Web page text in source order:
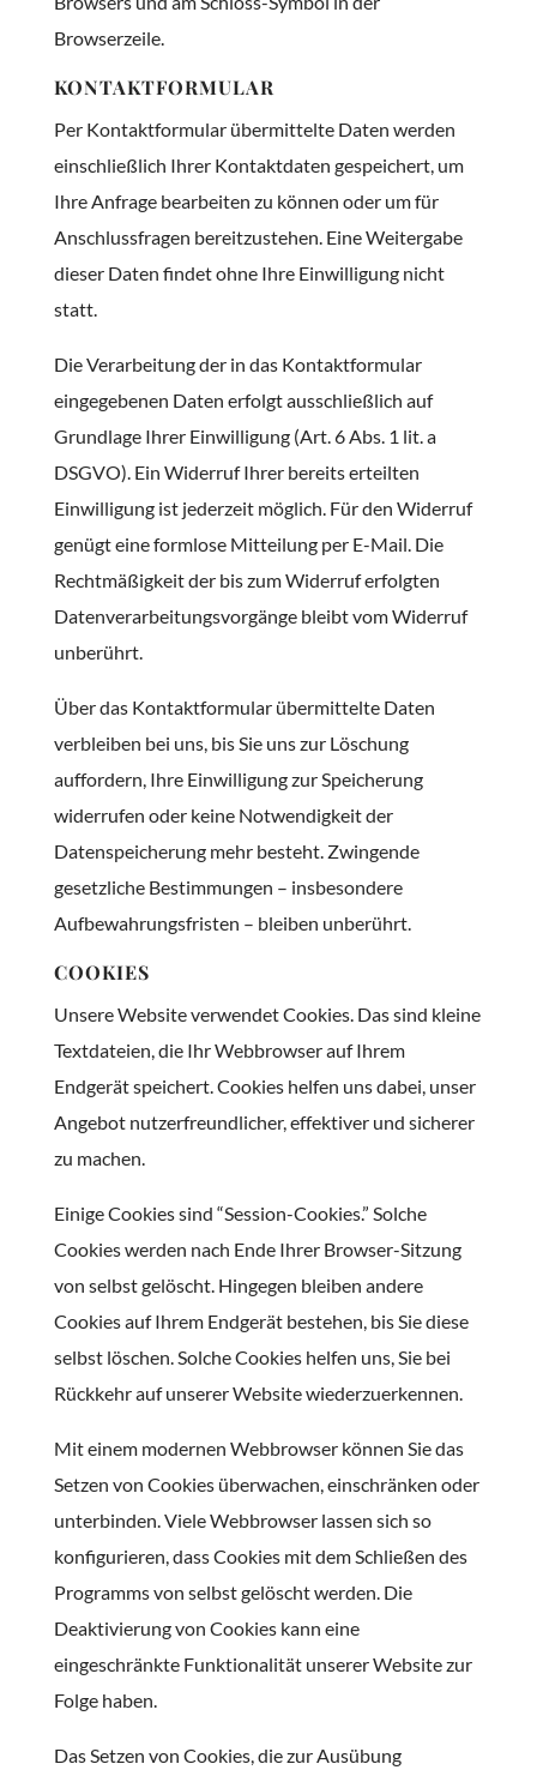
Browserzeile.
KONTAKTFORMULAR
Per Kontaktformular übermittelte Daten werden
einschließlich Ihrer Kontaktdaten gespeichert, um
Ihre Anfrage bearbeiten zu können oder um für
Anschlussfragen bereitzustehen. Eine Weitergabe
dieser Daten findet ohne Ihre Einwilligung nicht
statt.
Die Verarbeitung der in das Kontaktformular
eingegebenen Daten erfolgt ausschließlich auf
Grundlage Ihrer Einwilligung (Art. 6 Abs. 1 lit. a
DSGVO). Ein Widerruf Ihrer bereits erteilten
Einwilligung ist jederzeit möglich. Für den Widerruf
genügt eine formlose Mitteilung per E-Mail. Die
Rechtmäßigkeit der bis zum Widerruf erfolgten
Datenverarbeitungsvorgänge bleibt vom Widerruf
unberührt.
Über das Kontaktformular übermittelte Daten
verbleiben bei uns, bis Sie uns zur Löschung
auffordern, Ihre Einwilligung zur Speicherung
widerrufen oder keine Notwendigkeit der
Datenspeicherung mehr besteht. Zwingende
gesetzliche Bestimmungen – insbesondere
Aufbewahrungsfristen – bleiben unberührt.
COOKIES
Unsere Website verwendet Cookies. Das sind kleine
Textdateien, die Ihr Webbrowser auf Ihrem
Endgerät speichert. Cookies helfen uns dabei, unser
Angebot nutzerfreundlicher, effektiver und sicherer
zu machen.
Einige Cookies sind “Session-Cookies.” Solche
Cookies werden nach Ende Ihrer Browser-Sitzung
von selbst gelöscht. Hingegen bleiben andere
Cookies auf Ihrem Endgerät bestehen, bis Sie diese
selbst löschen. Solche Cookies helfen uns, Sie bei
Rückkehr auf unserer Website wiederzuerkennen.
Mit einem modernen Webbrowser können Sie das
Setzen von Cookies überwachen, einschränken oder
unterbinden. Viele Webbrowser lassen sich so
konfigurieren, dass Cookies mit dem Schließen des
Programms von selbst gelöscht werden. Die
Deaktivierung von Cookies kann eine
eingeschränkte Funktionalität unserer Website zur
Folge haben.
Das Setzen von Cookies, die zur Ausübung